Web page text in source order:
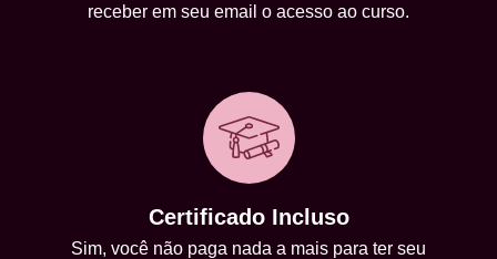
receber em seu email o acesso ao curso.
Certificado Incluso
Sim, você não paga nada a mais para ter seu